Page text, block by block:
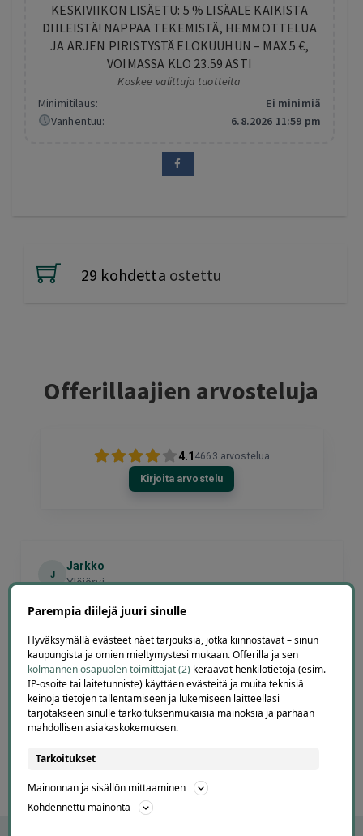
KESKIVIIKON LISÄETU: 5 % LISÄALE KAIKISTA
DIILEISTÄ! NAPPAA TEKEMISTÄ, HEMMOTTELUA
JA ARJEN PIRISTYSTÄ ELOKUUHUN – MAX 5 €,
VOIMASSA KLO 23.59 ASTI
Koskee valittuja tuotteita
Minimitilaus:
Ei minimiä
Vanhentuu:
6.8.2026 11:59 pm
29 kohdetta ostettu
Offerillaajien arvosteluja
4.1 4663 arvostelua
Kirjoita arvostelu
J
Jarkko
Ylöjärvi
Helppo, vaivaton ja edullinen hinta
Lisätty
Page
3 / 60
Parempia diilejä juuri sinulle
Hyväksymällä evästeet näet tarjouksia, jotka kiinnostavat – sinun
kaupungista ja omien mieltymystesi mukaan. Offerilla ja sen
kolmannen osapuolen toimittajat (2) keräävät henkilötietoja (esim.
IP-osoite tai laitetunniste) käyttäen evästeitä ja muita teknisiä
keinoja tietojen tallentamiseen ja lukemiseen laitteellasi
tarjotakseen sinulle tarkoituksenmukaisia mainoksia ja parhaan
mahdollisen asiakaskokemuksen.
Tarkoitukset
Mainonnan ja sisällön mittaaminen
Kohdennettu mainonta